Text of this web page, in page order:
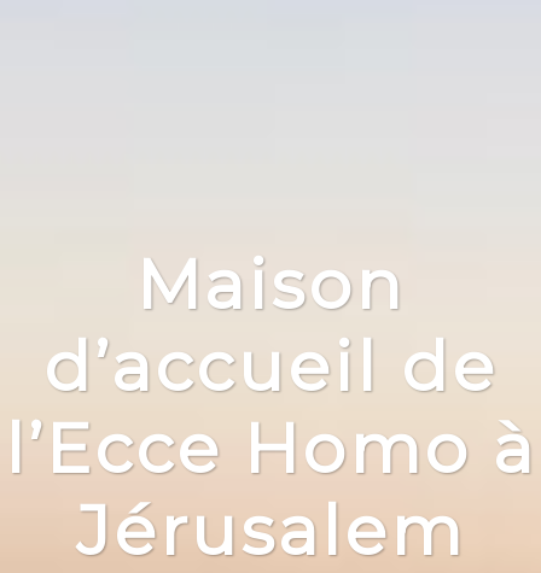
Maison
d’accueil de
l’Ecce Homo à
Jérusalem